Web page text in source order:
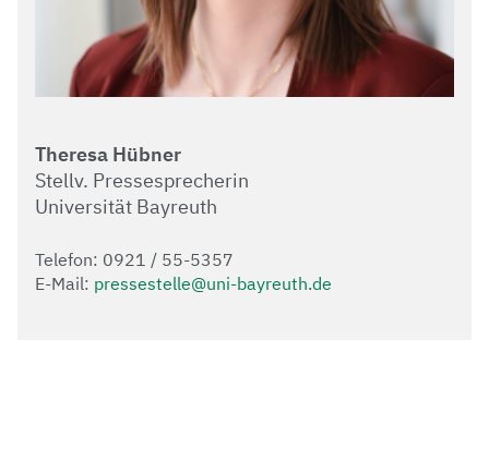
Theresa Hübner
Stellv. Pressesprecherin
Universität Bayreuth
Telefon: 0921 / 55-5357
E-Mail: pressestelle@uni-bayreuth.de